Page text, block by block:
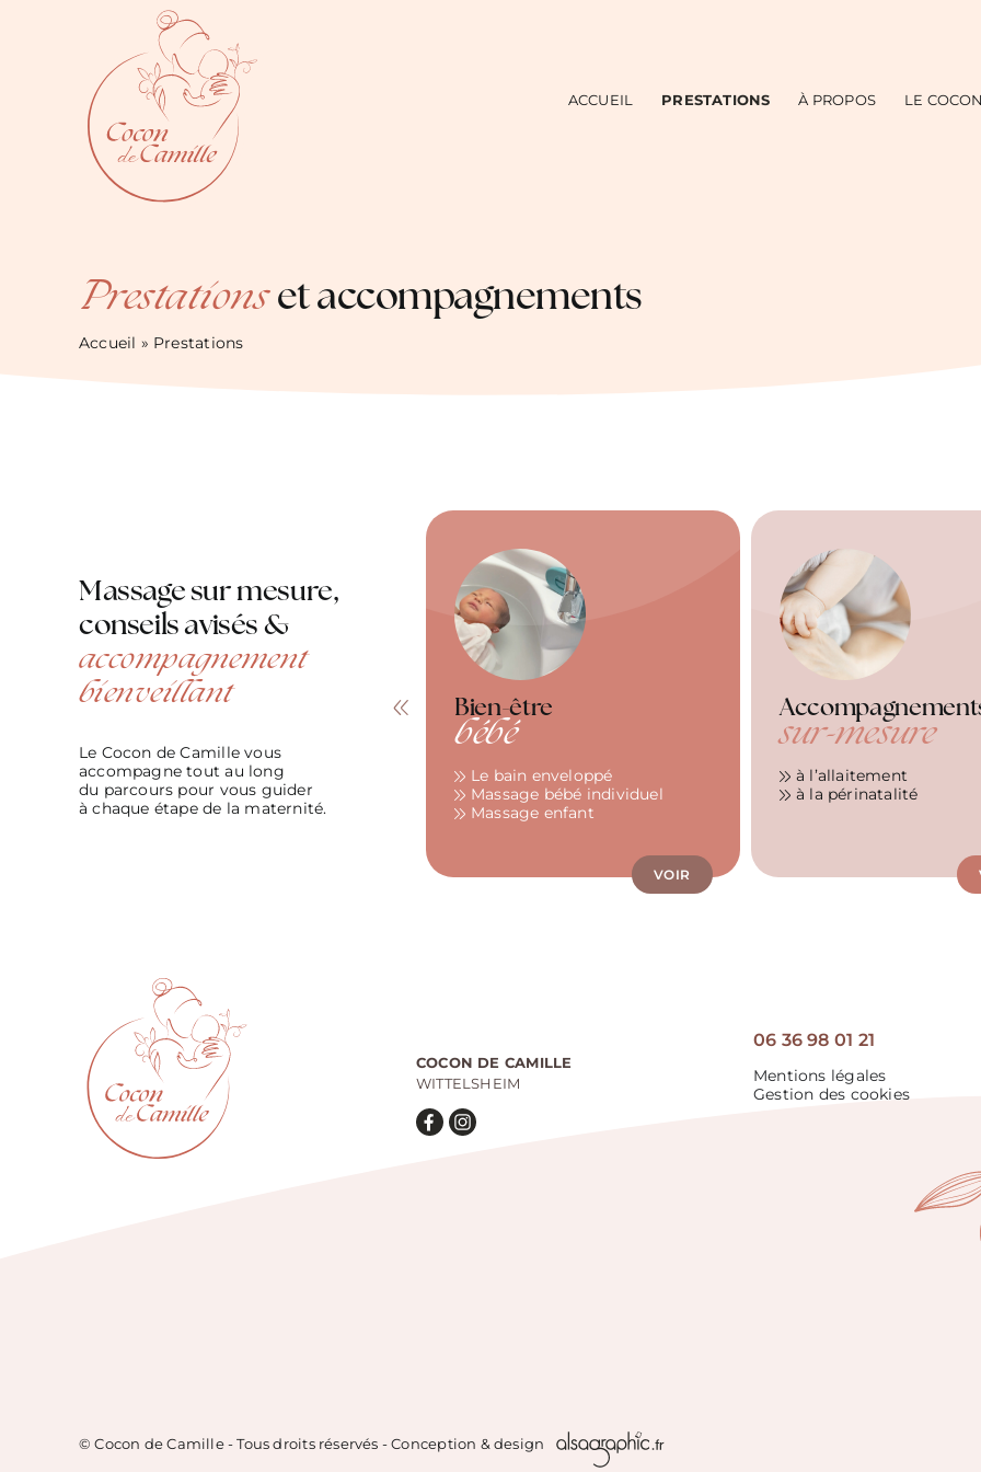
ACCUEIL PRESTATIONS À PROPOS LE COCON
Prestations et accompagnements
Accueil » Prestations
Massage sur mesure,
conseils avisés &
accompagnement
bienveillant
Le Cocon de Camille vous
accompagne tout au long
du parcours pour vous guider
à chaque étape de la maternité.
Bien-être
Massage Femme Enceinte
Massage PostNatal
Bien-être
bébé
Le bain enveloppé
Massage bébé individuel
Massage enfant
VOIR
sur-mesure
à l’allaitement
à la périnatalité
COCON DE CAMILLE
WITTELSHEIM
06 36 98 01 21
Mentions légales
Gestion des cookies
© Cocon de Camille - Tous droits réservés - Conception & design